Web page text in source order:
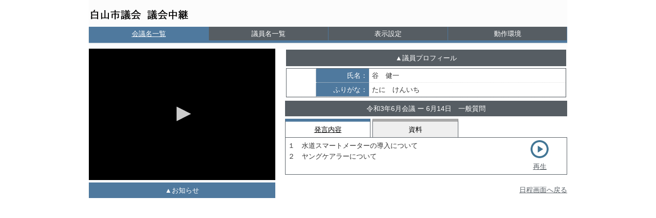
会議名一覧 議員名一覧 表示設定 動作環境
お知らせ
議員プロフィール
氏名：
谷 健一
ふりがな：
たに けんいち
令和3年6月会議 ー 6月14日 一般質問
発言内容 資料
１ 水道スマートメーターの導入について
２ ヤングケアラーについて
再生
日程画面へ戻る